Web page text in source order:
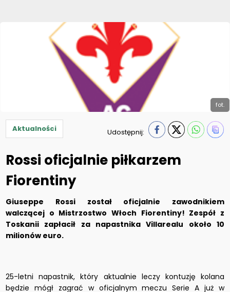
fot.
Aktualności Udostępnij:
Rossi oficjalnie piłkarzem
Fiorentiny
Giuseppe Rossi został oficjalnie zawodnikiem
walczącej o Mistrzostwo Włoch Fiorentiny! Zespół z
Toskanii zapłacił za napastnika Villarealu około 10
milionów euro.
25-letni napastnik, który aktualnie leczy kontuzję kolana
będzie mógł zagrać w oficjalnym meczu Serie A już w